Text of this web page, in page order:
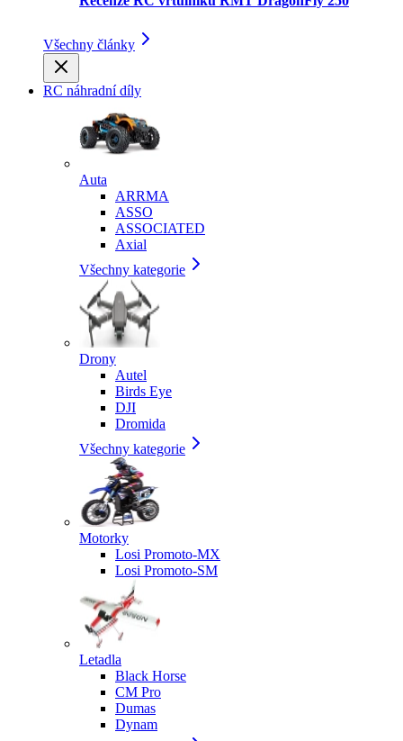
Všechny články
RC náhradní díly
Auta
ARRMA
ASSO
ASSOCIATED
Axial
Všechny kategorie
Drony
Autel
Birds Eye
DJI
Dromida
Všechny kategorie
Motorky
Losi Promoto-MX
Losi Promoto-SM
Letadla
Black Horse
CM Pro
Dumas
Dynam